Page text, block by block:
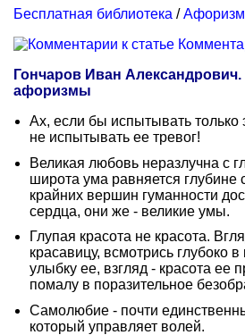
Бесплатная библиотека /
Гончаров Иван
афоризмы
Ах, если бы испытывать только
не испытывать ее тревог!
Великая любовь неразлучна с
широта ума равняется глубине
крайних вершин гуманности
сердца, они же - великие умы.
Глупая красота не красота.
красавицу, всмотрись глубоко
улыбку ее, взгляд - красота ее
помалу в поразительное
Самолюбие - почти
который управляет волей.